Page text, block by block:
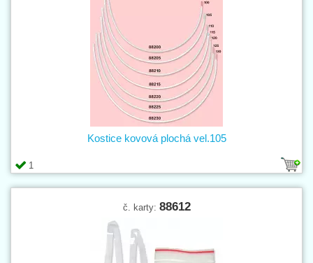
1
Kostice kovová plochá vel.105
č. karty: 88612